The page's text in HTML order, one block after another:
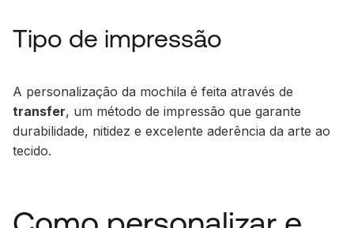
Tipo de impressão
A personalização da mochila é feita através de
transfer, um método de impressão que garante
durabilidade, nitidez e excelente aderência da arte ao
tecido.